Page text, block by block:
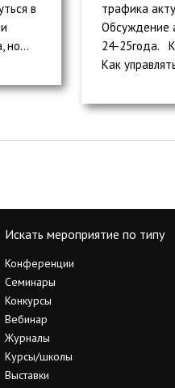
в
но...
трафика
Обсуждение
24-25года.
Как
Искать мероприятие по типу
Конференции
Семинары
Конкурсы
Вебинар
Журналы
Курсы/школы
Выставки